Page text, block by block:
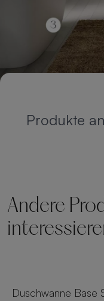
Produkte
Andere
Duschwanne Base